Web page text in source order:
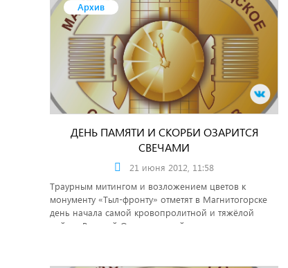
Архив
ДЕНЬ ПАМЯТИ И СКОРБИ ОЗАРИТСЯ
СВЕЧАМИ
21 июня 2012, 11:58
Траурным митингом и возложением цветов к
монументу «Тыл-фронту» отметят в Магнитогорске
день начала самой кровопролитной и тяжёлой
войны, Великой Отечественной.